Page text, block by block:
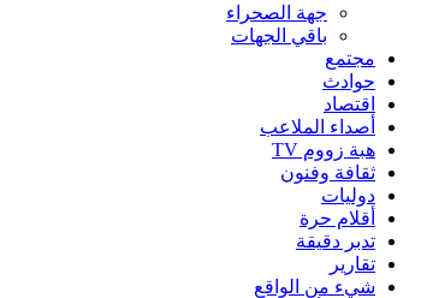
جهة الصحراء
باقي الجهات
مجتمع
حوادث
اقتصاد
أصداء الملاعب
هبة زووم TV
ثقافة وفنون
دوليات
أقلام حرة
تدبر دقيقة
تقارير
شيء من الواقع